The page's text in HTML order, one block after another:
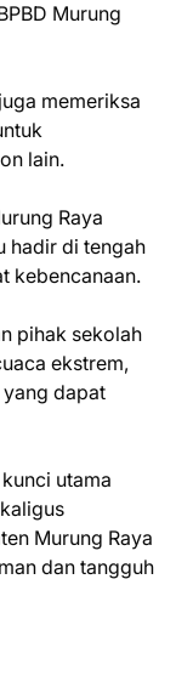
Murung
memeriksa
lain.
Raya
hadir di tengah
kebencanaan.
pihak sekolah
ekstrem,
dapat
utama
Murung Raya
dan tangguh